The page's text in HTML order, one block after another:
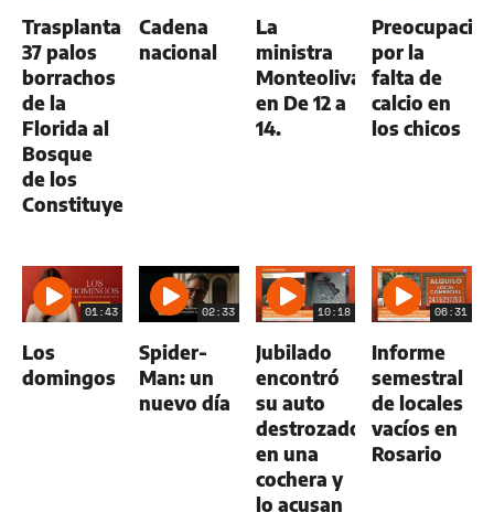
Trasplantan
37 palos
borrachos
de la
Florida al
Bosque
de los
Constituyentes
Cadena
nacional
La
ministra
Monteoliva
en De 12 a
14.
por la
falta de
calcio en
los chicos
01:43
Los
domingos
02:33
Spider-
Man: un
nuevo día
10:18
Jubilado
encontró
su auto
destrozado
en una
cochera y
lo acusan
06:31
Informe
semestral
de locales
vacíos en
Rosario